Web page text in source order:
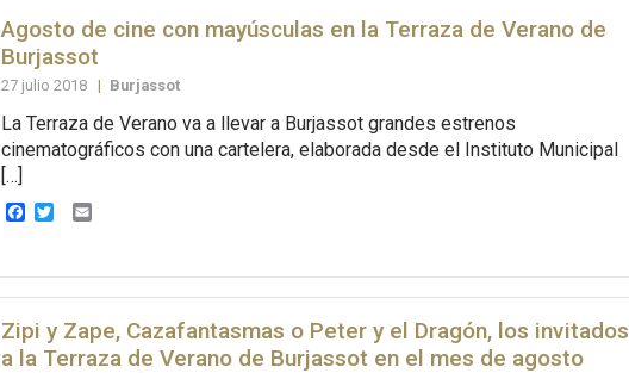
Agosto de cine con mayúsculas en la Terraza de Verano de
Burjassot
27 julio 2018 | Burjassot
La Terraza de Verano va a llevar a Burjassot grandes estrenos
cinematográficos con una cartelera, elaborada desde el Instituto Municipal
[…]
Facebook
TwitterEmail
Zipi y Zape, Cazafantasmas o Peter y el Dragón, los invitados
a la Terraza de Verano de Burjassot en el mes de agosto